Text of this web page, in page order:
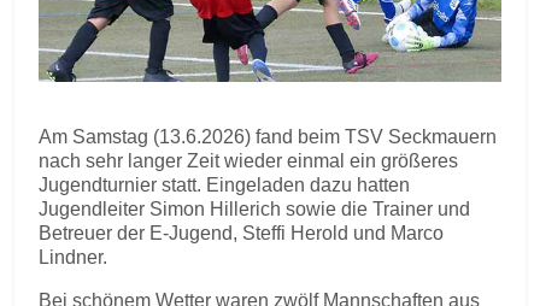
Am Samstag (13.6.2026) fand beim TSV Seckmauern
nach sehr langer Zeit wieder einmal ein größeres
Jugendturnier statt. Eingeladen dazu hatten
Jugendleiter Simon Hillerich sowie die Trainer und
Betreuer der E-Jugend, Steffi Herold und Marco
Lindner.
Bei schönem Wetter waren zwölf Mannschaften aus